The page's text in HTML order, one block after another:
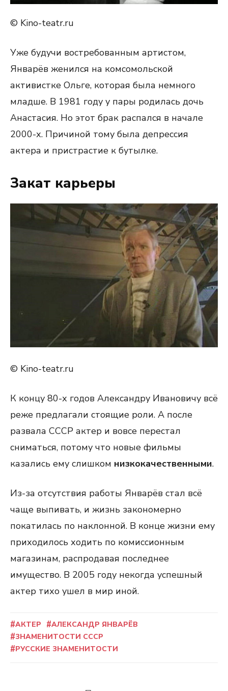
© Kino-teatr.ru
Уже будучи востребованным артистом,
Январёв женился на комсомольской
активистке Ольге, которая была немного
младше. В 1981 году у пары родилась дочь
Анастасия. Но этот брак распался в начале
2000-х. Причиной тому была депрессия
актера и пристрастие к бутылке.
Закат карьеры
© Kino-teatr.ru
К концу 80-х годов Александру Ивановичу всё
реже предлагали стоящие роли. А после
развала СССР актер и вовсе перестал
сниматься, потому что новые фильмы
казались ему слишком низкокачественными.
Из-за отсутствия работы Январёв стал всё
чаще выпивать, и жизнь закономерно
покатилась по наклонной. В конце жизни ему
приходилось ходить по комиссионным
магазинам, распродавая последнее
имущество. В 2005 году некогда успешный
актер тихо ушел в мир иной.
АКТЕР
АЛЕКСАНДР ЯНВАРЁВ
ЗНАМЕНИТОСТИ СССР
РУССКИЕ ЗНАМЕНИТОСТИ